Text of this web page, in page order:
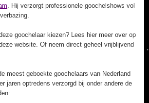
. Hij verzorgt professionele goochelshows vol
goochelaar kiezen? Lees hier meer over op
website. Of neem direct geheel vrijblijvend
meest geboekte goochelaars van Nederland
jaren optredens verzorgd bij onder andere de